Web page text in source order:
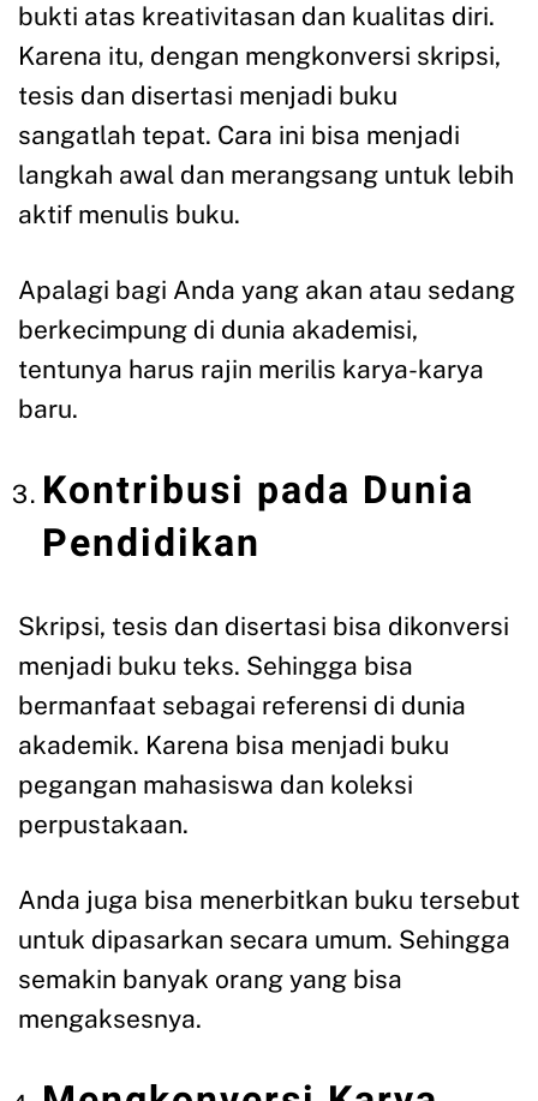
bukti atas kreativitasan dan kualitas diri.
Karena itu, dengan mengkonversi skripsi,
tesis dan disertasi menjadi buku
sangatlah tepat. Cara ini bisa menjadi
langkah awal dan merangsang untuk lebih
aktif menulis buku.
Apalagi bagi Anda yang akan atau sedang
berkecimpung di dunia akademisi,
tentunya harus rajin merilis karya-karya
baru.
Kontribusi pada Dunia
Pendidikan
Skripsi, tesis dan disertasi bisa dikonversi
menjadi buku teks. Sehingga bisa
bermanfaat sebagai referensi di dunia
akademik. Karena bisa menjadi buku
pegangan mahasiswa dan koleksi
perpustakaan.
Anda juga bisa menerbitkan buku tersebut
untuk dipasarkan secara umum. Sehingga
semakin banyak orang yang bisa
mengaksesnya.